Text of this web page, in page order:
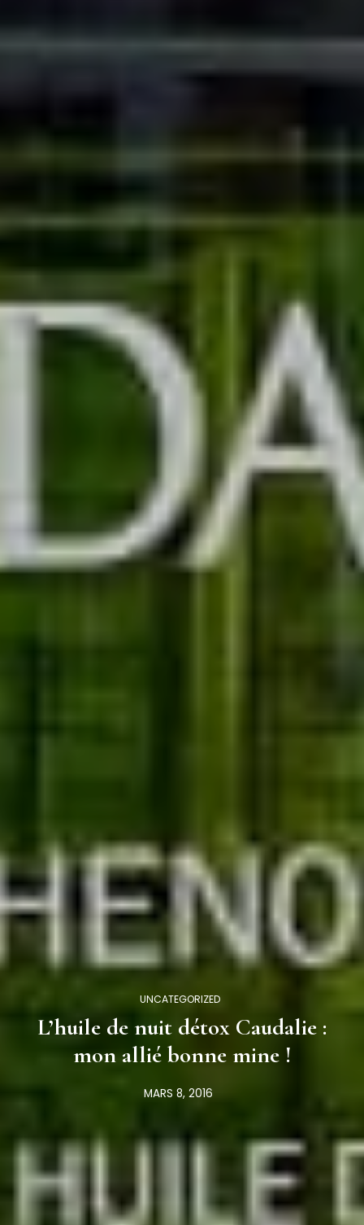
UNCATEGORIZED
L’huile de nuit détox Caudalie :
mon allié bonne mine !
MARS 8, 2016